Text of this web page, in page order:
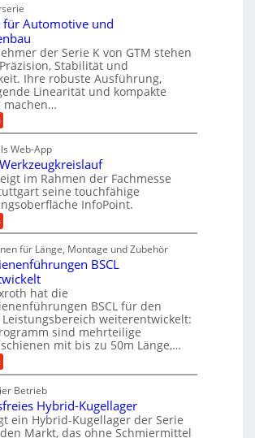
h
w
n
d
e
t
r
i
e
b
e
f
ü
r
r
u
e
U
m
g
e
b
u
n
g
e
n
n
d
A
u
f
t
r
a
g
s
e
i
n
g
a
n
g
l
o
s
e
,
w
e
n
i
g
e
r
S
t
e
l
e
n
h
n
s
t
a
n
g
e
n
g
e
t
r
i
e
b
e
f
ü
r
r
ä
i
s
e
u
b
b
e
w
e
g
u
n
g
für Automotive und
der Serie K von GTM stehen
Stabilität und
Ihre robuste Ausführung,
Linearität und kompakte
machen…
:
P
ä
z
i
s
i
o
n
f
r
A
u
t
o
m
o
t
i
v
e
n
d
M
a
Web-App
im Rahmen der Fachmesse
seine touchfähige
InfoPoint.
:
D
g
i
t
a
l
e
r
W
e
r
k
z
e
u
g
k
für Länge, Montage und Zubehör
BSCL
hat die
BSCL für den
weiterentwickelt:
sind mehrteilige
mit bis zu 50m Länge,…
:
K
g
e
l
s
Betrieb
Hybrid-Kugellager
ein Hybrid-Kugellager der Serie
Markt, das ohne Schmiermittel